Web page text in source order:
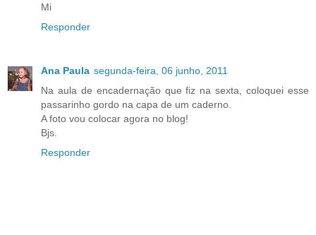
Mi
Responder
Ana Paula segunda-feira, 06 junho, 2011
Na aula de encadernação que fiz na sexta, coloquei esse
passarinho gordo na capa de um caderno.
A foto vou colocar agora no blog!
Bjs.
Responder